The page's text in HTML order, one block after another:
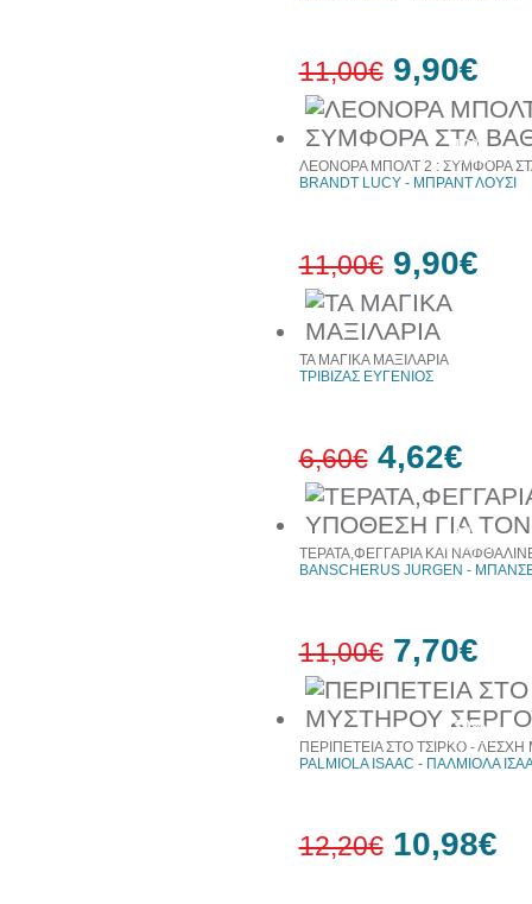
10%
έκπτωση
11,00€ 9,90€
έκπτωση
ΛΕΟΝΟΡΑ ΜΠΟΛΤ 2 : ΣΥΜΦΟΡΑ
BRANDT LUCY - ΜΠΡΑΝΤ ΛΟΥΣΙ
11,00€ 9,90€
30%
έκπτωση
web
ΤΑ ΜΑΓΙΚΑ ΜΑΞΙΛΑΡΙΑ
ΤΡΙΒΙΖΑΣ ΕΥΓΕΝΙΟΣ
6,60€ 4,62€
30%
έκπτωση
web
ΤΕΡΑΤΑ,ΦΕΓΓΑΡΙΑ ΚΑΙ
BANSCHERUS JURGEN -
11,00€ 7,70€
ΠΕΡΙΠΕΤΕΙΑ ΣΤΟ ΤΣΙΡΚΟ -
PALMIOLA ISAAC - ΠΑΛΜΙΟΛΑ
12,20€ 10,98€